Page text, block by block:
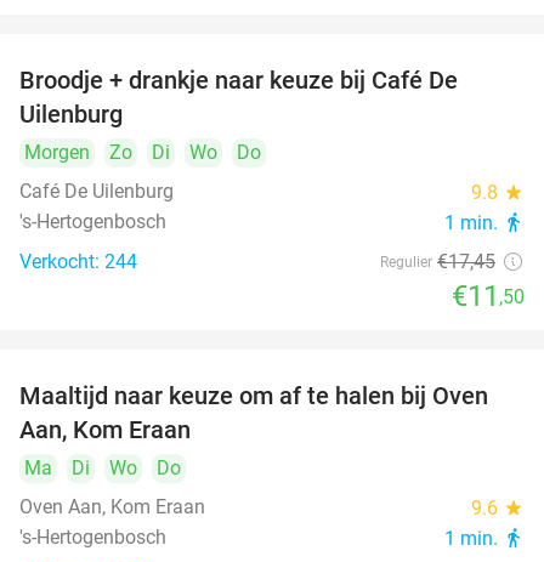
Broodje + drankje naar keuze bij Café De
Uilenburg
Morgen Zo Di Wo
Do
Café De Uilenburg
9.8 star
's-Hertogenbosch 1 min. directions_walk
Verkocht: 244 Regulier €17,45
€11 ,50
48%
Maaltijd naar keuze om af te halen bij Oven
Aan, Kom Eraan
Ma Di Wo
Do
Oven Aan, Kom Eraan
9.6 star
's-Hertogenbosch 1 min. directions_walk